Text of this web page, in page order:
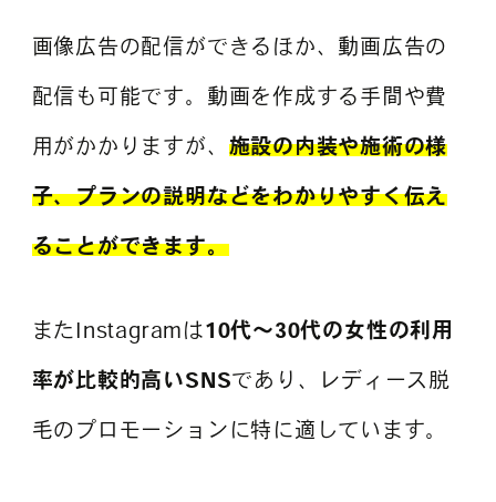
画像広告の配信ができるほか、動画広告の
配信も可能です。動画を作成する手間や費
用がかかりますが、 施設の内装や施術の様
子、プランの説明などをわかりやすく伝え
ることができます。
またInstagramは 10代～30代の女性の利用
率が比較的高いSNSであり、レディース脱
毛のプロモーションに特に適しています。